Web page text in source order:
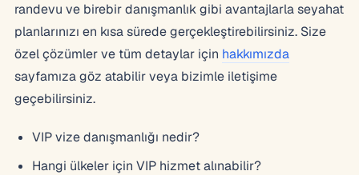
randevu ve birebir danışmanlık gibi avantajlarla seyahat
planlarınızı en kısa sürede gerçekleştirebilirsiniz. Size
özel çözümler ve tüm detaylar için hakkımızda
sayfamıza göz atabilir veya bizimle iletişime
geçebilirsiniz.
VIP vize danışmanlığı nedir?
Hangi ülkeler için VIP hizmet alınabilir?